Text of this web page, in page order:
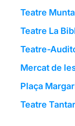
Teatre
Teatre La
Teatre-
Mercat de
Plaça
Teatre